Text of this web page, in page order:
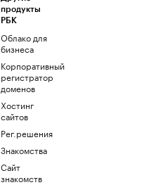
продукты
РБК
Облако для
бизнеса
Корпоративный
регистратор
доменов
Хостинг
сайтов
Рег.решения
Знакомства
Сайт
знакомств